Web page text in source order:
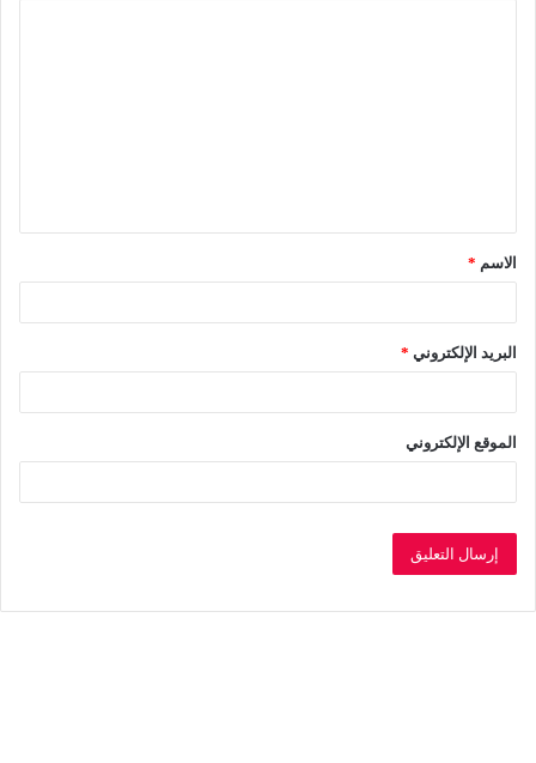
ق
*
الاسم *
البريد الإلكتروني *
الموقع الإلكتروني